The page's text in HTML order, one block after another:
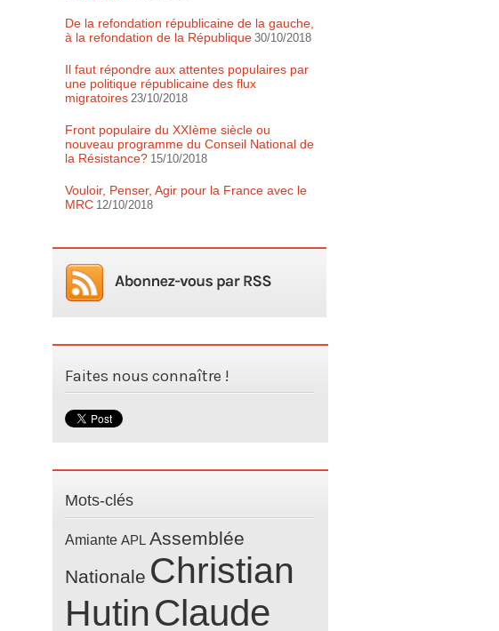
De la refondation républicaine de la gauche,
à la refondation de la République 30/10/2018
Il faut répondre aux attentes populaires par
une politique républicaine des flux
migratoires 23/10/2018
Front populaire du XXIème siècle ou
nouveau programme du Conseil National de
la Résistance? 15/10/2018
Vouloir, Penser, Agir pour la France avec le
MRC 12/10/2018
Faites nous connaître !
Mots-clés
Amiante APL Assemblée
Nationale Christian
HutinClaude